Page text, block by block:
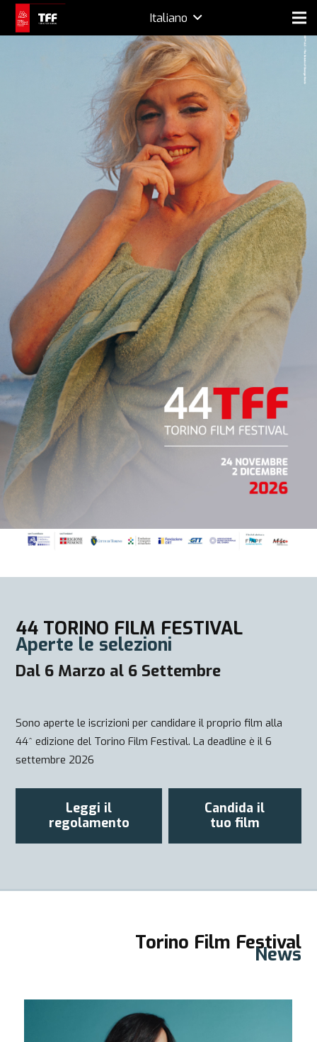
Italiano
44 TORINO FILM FESTIVAL
Aperte le selezioni
Dal 6 Marzo al 6 Settembre
Sono aperte le iscrizioni per candidare il proprio film alla
44^ edizione del Torino Film Festival. La deadline è il 6
settembre 2026
Leggi il
regolamento
Candida il
tuo film
Torino Film Festival
News